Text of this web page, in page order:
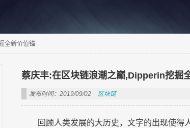
全新价值锚
蔡庆丰:在区块链浪潮之巅,Dipperin挖掘
发布时间：2019/09/02 区块链
回顾人类发展的大历史，文字的出现使